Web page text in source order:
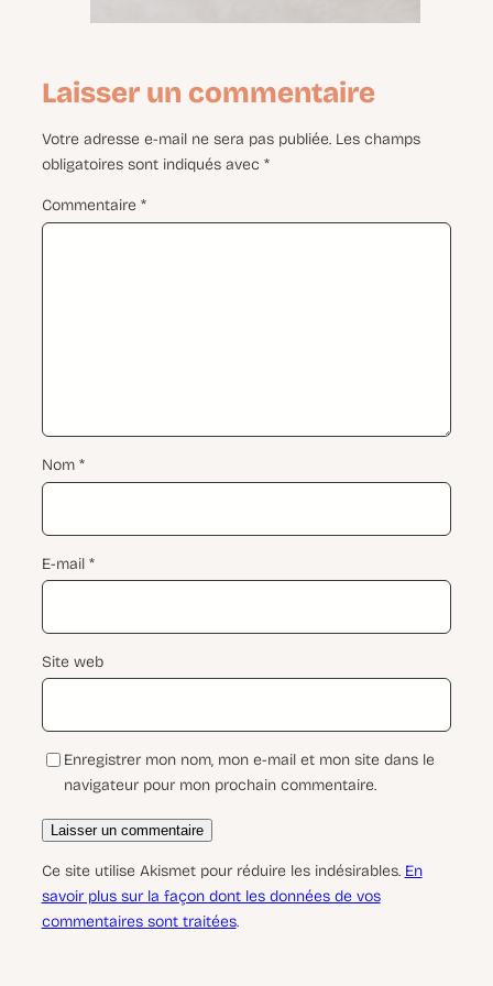
Laisser un commentaire
Votre adresse e-mail ne sera pas publiée. Les champs
obligatoires sont indiqués avec *
Commentaire *
Nom *
E-mail *
Site web
Enregistrer mon nom, mon e-mail et mon site dans le
navigateur pour mon prochain commentaire.
Ce site utilise Akismet pour réduire les indésirables. En
savoir plus sur la façon dont les données de vos
commentaires sont traitées.